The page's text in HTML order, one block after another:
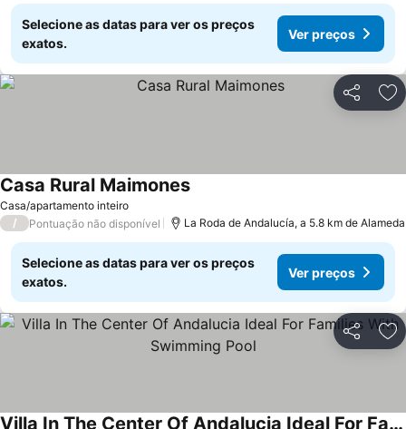
Selecione as datas para ver os preços
exatos.
Ver preços
Partilhar
Casa/apartamento inteiro
Casa Rural Maimones
/ Pontuação não disponível La Roda de Andalucía, a 5.8 km de Alameda
Selecione as datas para ver os preços
exatos.
Ver preços
Partilhar
Villa In The Center Of Andalucia Ideal For Families With Swimming Pool